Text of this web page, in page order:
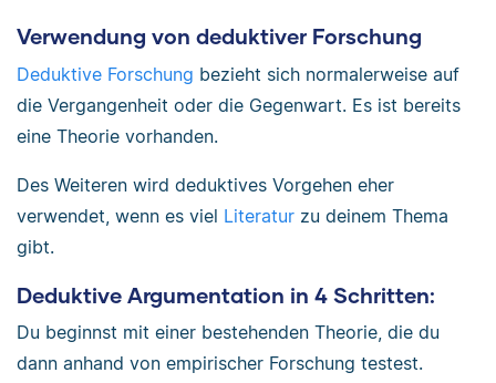
Verwendung von deduktiver Forschung
Deduktive Forschung bezieht sich normalerweise auf
die Vergangenheit oder die Gegenwart. Es ist bereits
eine Theorie vorhanden.
Des Weiteren wird deduktives Vorgehen eher
verwendet, wenn es viel Literatur zu deinem Thema
gibt.
Deduktive Argumentation in 4 Schritten:
Du beginnst mit einer bestehenden Theorie, die du
dann anhand von empirischer Forschung testest.